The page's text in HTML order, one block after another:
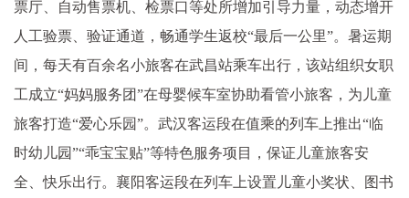
票厅、自动售票机、检票口等处所增加引导力量，动态增开
人工验票、验证通道，畅通学生返校“最后一公里”。暑运期
间，每天有百余名小旅客在武昌站乘车出行，该站组织女职
工成立“妈妈服务团”在母婴候车室协助看管小旅客，为儿童
旅客打造“爱心乐园”。武汉客运段在值乘的列车上推出“临
时幼儿园”“乖宝宝贴”等特色服务项目，保证儿童旅客安
全、快乐出行。襄阳客运段在列车上设置儿童小奖状、图书